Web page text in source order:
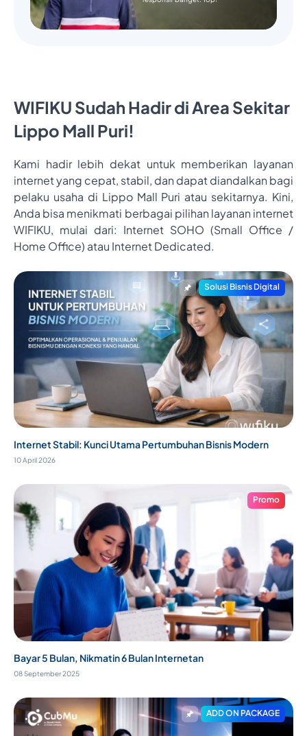
WIFIKU Sudah Hadir di Area Sekitar
Lippo Mall Puri!
Kami hadir lebih dekat untuk memberikan layanan
internet yang cepat, stabil, dan dapat diandalkan bagi
pelaku usaha di Lippo Mall Puri atau sekitarnya. Kini,
Anda bisa menikmati berbagai pilihan layanan internet
WIFIKU, mulai dari: Internet SOHO (Small Office /
Home Office) atau Internet Dedicated.
Solusi Bisnis Digital
Internet Stabil: Kunci Utama Pertumbuhan Bisnis Modern
10 April 2026
Promo
Bayar 5 Bulan, Nikmatin 6 Bulan Internetan
08 September 2025
ADD ON PACKAGE